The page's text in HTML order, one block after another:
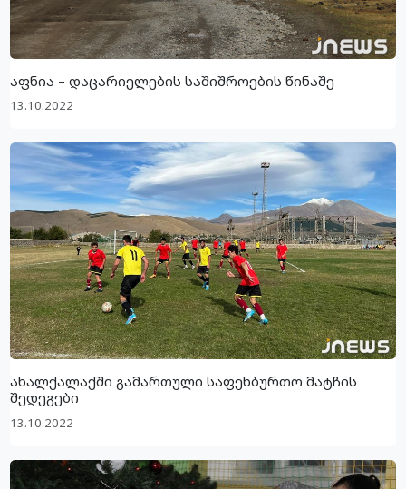
აფნია – დაცარიელების საშიშროების წინაშე
13.10.2022
ახალქალაქში გამართული საფეხბურთო მატჩის
შედეგები
13.10.2022